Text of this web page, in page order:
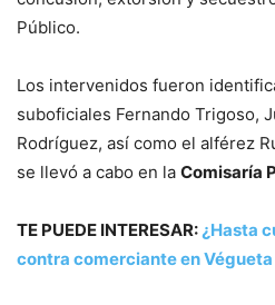
Público.
Los intervenidos fueron
suboficiales Fernando Trigoso,
Rodríguez, así como el alférez
se llevó a cabo en la Comisaría
TE PUEDE INTERESAR:¿Hasta
contra comerciante en Végueta